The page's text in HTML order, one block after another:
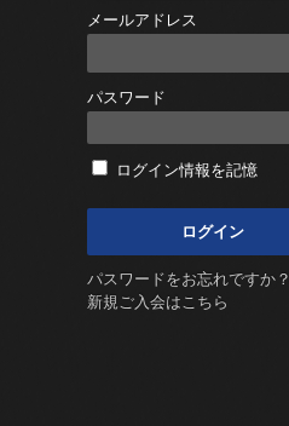
メールアドレス
パスワード
ログイン情報を記憶
パスワードをお忘れですか？
新規ご入会はこちら